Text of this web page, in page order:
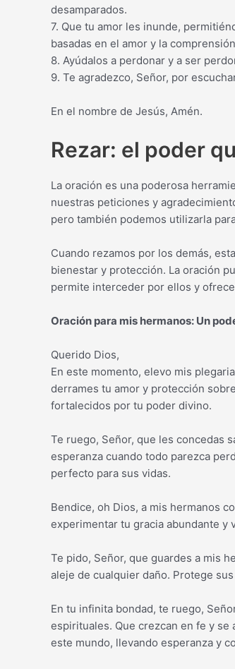
desamparados.
7. Que tu amor les inunde,
basadas en el amor y la
8. Ayúdalos a perdonar y a ser
9. Te agradezco, Señor, por
En el nombre de Jesús, Amén.
Rezar: el poder
La oración es una poderosa
nuestras peticiones y
pero también podemos utilizarla
Cuando rezamos por los demás,
bienestar y protección. La oración
permite interceder por ellos y
Oración para mis hermanos: Un
Querido Dios,
En este momento, elevo mis
derrames tu amor y protección
fortalecidos por tu poder divino.
Te ruego, Señor, que les concedas
esperanza cuando todo parezca
perfecto para sus vidas.
Bendice, oh Dios, a mis hermanos
experimentar tu gracia abundante y
Te pido, Señor, que guardes a mis
aleje de cualquier daño. Protege
En tu infinita bondad, te ruego,
espirituales. Que crezcan en fe y se
este mundo, llevando esperanza y